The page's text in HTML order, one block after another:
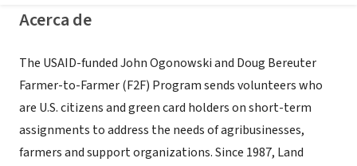
Acerca de
The USAID-funded John Ogonowski and Doug Bereuter
Farmer-to-Farmer (F2F) Program sends volunteers who
are U.S. citizens and green card holders on short-term
assignments to address the needs of agribusinesses,
farmers and support organizations. Since 1987, Land